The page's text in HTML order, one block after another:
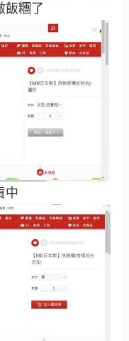
飯糰了
中